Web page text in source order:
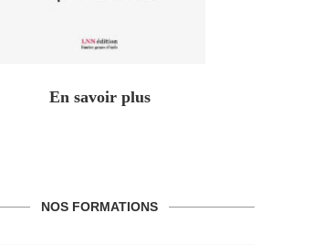
En savoir plus
NOS FORMATIONS